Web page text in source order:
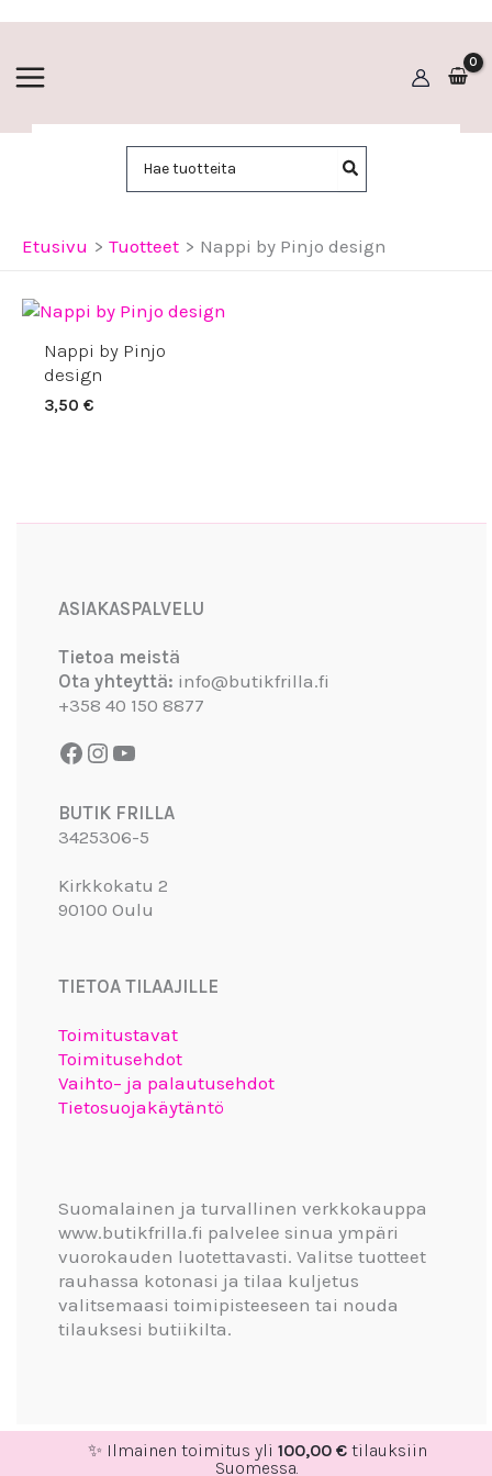
Etusivu Tuotteet Nappi by Pinjo design
Nappi by Pinjo
design
3,50€
ASIAKASPALVELU
Tietoa meistä
Ota yhteyttä: info@butikfrilla.fi
+358 40 150 8877
BUTIK FRILLA
3425306-5
Kirkkokatu 2
90100 Oulu
TIETOA TILAAJILLE
Toimitustavat
Toimitusehdot
Vaihto– ja palautusehdot
Tietosuojakäytäntö
Suomalainen ja turvallinen verkkokauppa
www.butikfrilla.fi palvelee sinua ympäri
vuorokauden luotettavasti. Valitse tuotteet
rauhassa kotonasi ja tilaa kuljetus
valitsemaasi toimipisteeseen tai nouda
tilauksesi butiikilta.
✨ Ilmainen toimitus yli 100,00 €tilauksiin
Suomessa.